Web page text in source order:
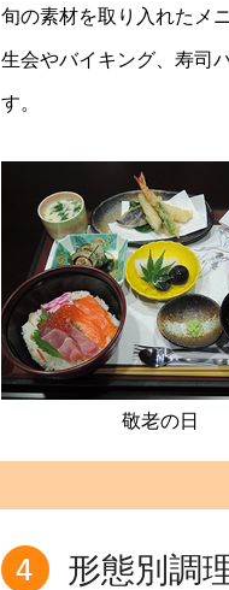
旬の素材を取り入れたメ
生会やバイキング、寿司
す。
敬老の日
形態別調